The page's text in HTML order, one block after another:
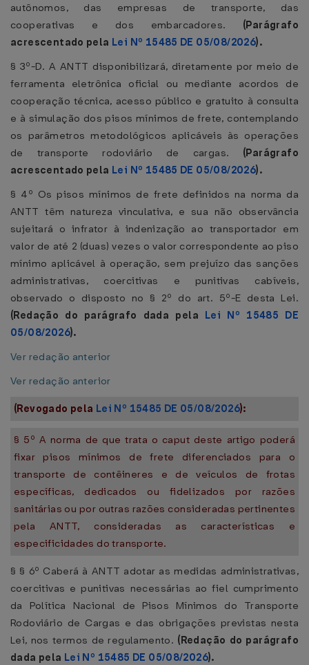
autônomos, das empresas de transporte, das
cooperativas e dos embarcadores. (Parágrafo
acrescentado pela Lei Nº 15485 DE 05/08/2026).
§ 3º-D. A ANTT disponibilizará, diretamente por meio de
ferramenta eletrônica oficial ou mediante acordos de
cooperação técnica, acesso público e gratuito à consulta
e à simulação dos pisos mínimos de frete, contemplando
os parâmetros metodológicos aplicáveis às operações
de transporte rodoviário de cargas. (Parágrafo
acrescentado pela Lei Nº 15485 DE 05/08/2026).
§ 4º Os pisos mínimos de frete definidos na norma da
ANTT têm natureza vinculativa, e sua não observância
sujeitará o infrator à indenização ao transportador em
valor de até 2 (duas) vezes o valor correspondente ao piso
mínimo aplicável à operação, sem prejuízo das sanções
administrativas, coercitivas e punitivas cabíveis,
observado o disposto no § 2º do art. 5º-E desta Lei.
(Redação do parágrafo dada pela Lei Nº 15485 DE
05/08/2026).
Ver redação anterior
Ver redação anterior
(Revogado pela Lei Nº 15485 DE 05/08/2026):
§ 5º A norma de que trata o caput deste artigo poderá
fixar pisos mínimos de frete diferenciados para o
transporte de contêineres e de veículos de frotas
específicas, dedicados ou fidelizados por razões
sanitárias ou por outras razões consideradas pertinentes
pela ANTT, consideradas as características e
especificidades do transporte.
§ § 6º Caberá à ANTT adotar as medidas administrativas,
coercitivas e punitivas necessárias ao fiel cumprimento
da Política Nacional de Pisos Mínimos do Transporte
Rodoviário de Cargas e das obrigações previstas nesta
Lei, nos termos de regulamento. (Redação do parágrafo
dada pela Lei Nº 15485 DE 05/08/2026).